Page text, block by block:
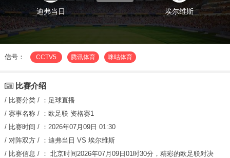
迪弗当日 埃尔维斯
信号： CCTV5 腾讯体育 咪咕体育
比赛介绍
/ 比赛分类 / ： 足球直播
/ 赛事名称 / ： 欧足联 资格赛1
/ 比赛时间 / ： 2026年07月09日 01:30
/ 对阵双方 / ： 迪弗当日 VS 埃尔维斯
/ 比赛信息 / ： 北京时间2026年07月09日01时30分，精彩的欧足联对决